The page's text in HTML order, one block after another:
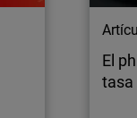
El
tasa